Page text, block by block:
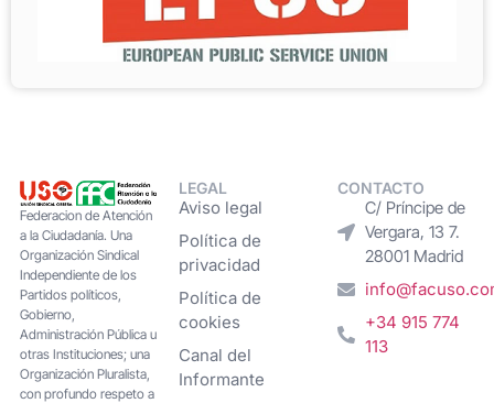
Federacion de Atención
a la Ciudadanía. Una
Organización Sindical
Independiente de los
Partidos políticos,
Gobierno,
Administración Pública u
otras Instituciones; una
Organización Pluralista,
con profundo respeto a
LEGAL
Aviso legal
Política de
privacidad
Política de
cookies
Canal del
Informante
CONTACTO
C/ Príncipe de
Vergara, 13 7.
28001 Madrid
+34 915 774
113